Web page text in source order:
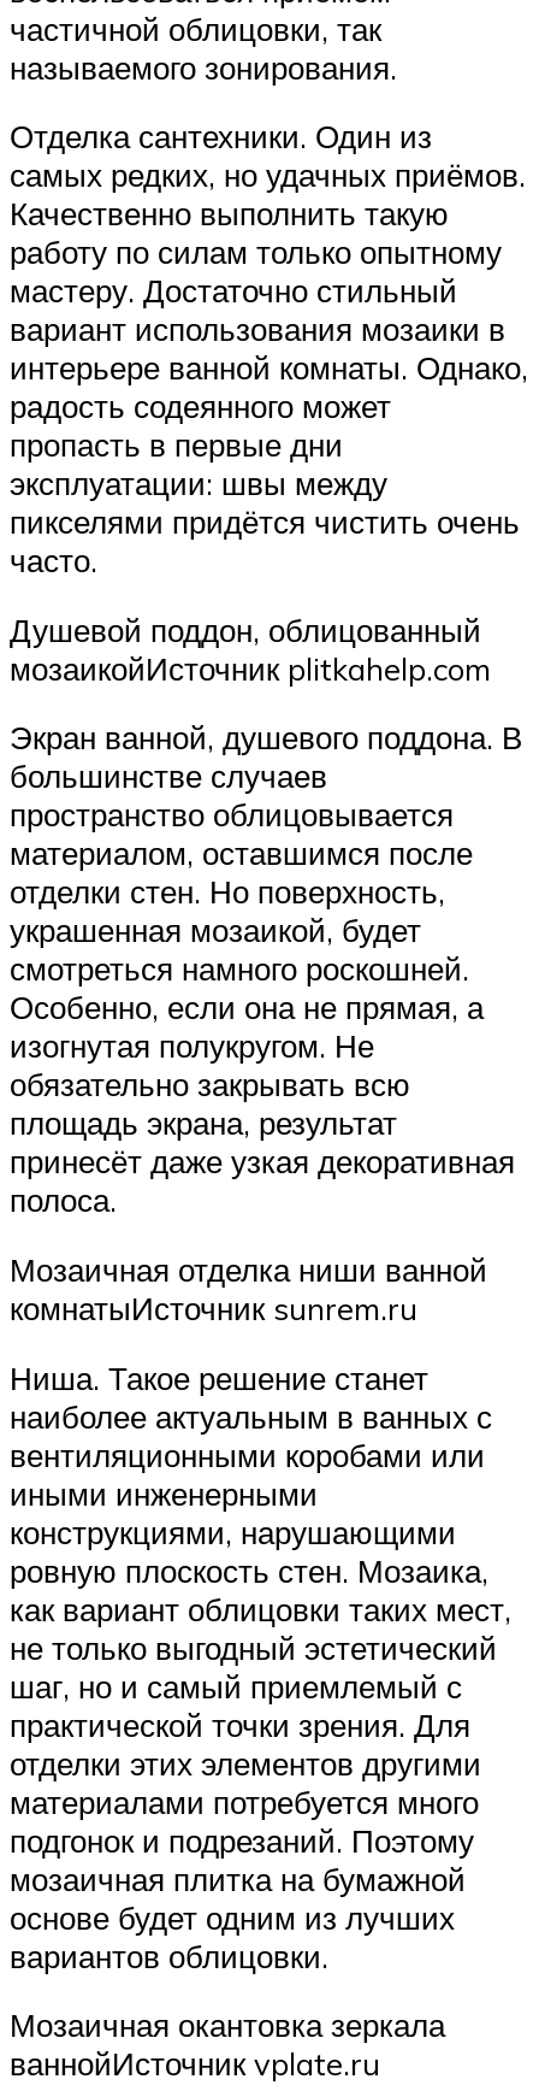
частичной облицовки, так
называемого зонирования.
Отделка сантехники. Один из
самых редких, но удачных приёмов.
Качественно выполнить такую
работу по силам только опытному
мастеру. Достаточно стильный
вариант использования мозаики в
интерьере ванной комнаты. Однако,
радость содеянного может
пропасть в первые дни
эксплуатации: швы между
пикселями придётся чистить очень
часто.
Душевой поддон, облицованный
мозаикойИсточник plitkahelp.com
Экран ванной, душевого поддона. В
большинстве случаев
пространство облицовывается
материалом, оставшимся после
отделки стен. Но поверхность,
украшенная мозаикой, будет
смотреться намного роскошней.
Особенно, если она не прямая, а
изогнутая полукругом. Не
обязательно закрывать всю
площадь экрана, результат
принесёт даже узкая декоративная
полоса.
Мозаичная отделка ниши ванной
комнатыИсточник sunrem.ru
Ниша. Такое решение станет
наиболее актуальным в ванных с
вентиляционными коробами или
иными инженерными
конструкциями, нарушающими
ровную плоскость стен. Мозаика,
как вариант облицовки таких мест,
не только выгодный эстетический
шаг, но и самый приемлемый с
практической точки зрения. Для
отделки этих элементов другими
материалами потребуется много
подгонок и подрезаний. Поэтому
мозаичная плитка на бумажной
основе будет одним из лучших
вариантов облицовки.
Мозаичная окантовка зеркала
ваннойИсточник vplate.ru